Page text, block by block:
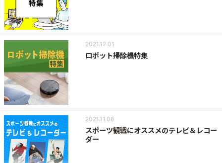
2021.12.01
ロボット掃除機特集
2021.11.08
スポーツ観戦にオススメのテレビ＆レコー
ダー